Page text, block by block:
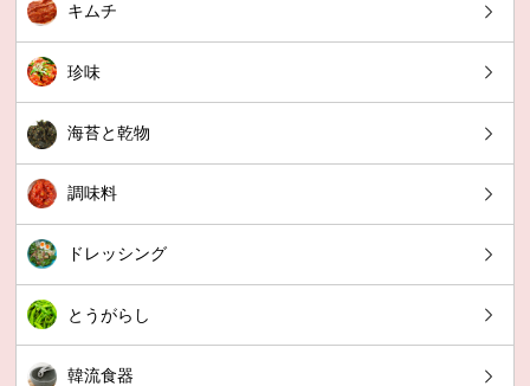
キムチ
珍味
海苔と乾物
調味料
ドレッシング
とうがらし
韓流食器